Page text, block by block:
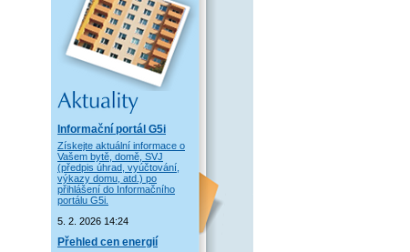
Informační portál G5i
Získejte aktuální informace o
Vašem bytě, domě, SVJ
(předpis úhrad, vyúčtování,
výkazy domu, atd.) po
přihlášení do Informačního
portálu G5i.
5. 2. 2026 14:24
Přehled cen energií